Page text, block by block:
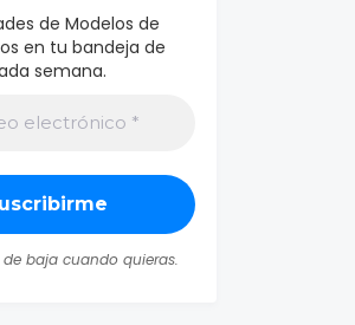
de Modelos de
en tu bandeja de
semana.
baja cuando quieras.